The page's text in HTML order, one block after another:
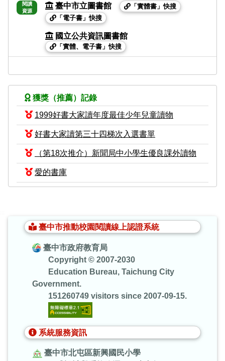
閱讀
資源
臺中市立圖書館
「實體書」快搜
「電子書」快搜
國立公共資訊圖書館
「實體、電子書」快搜
獲獎（推薦）記錄
1999好書大家讀年度最佳少年兒童讀物
好書大家讀第三十四梯次入選書單
（第18次推介）新聞局中小學生優良課外讀物
愛的書庫
臺中市推動校園閱讀線上認證系統
臺中市政府教育局
Copyright © 2007-2030
Education Bureau, Taichung City
Government.
151260749 visitors since 2007-09-15.
系統服務資訊
臺中市北屯區新興國民小學